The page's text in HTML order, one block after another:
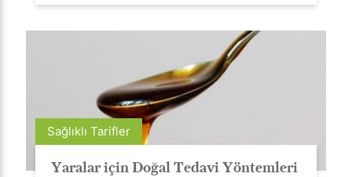
Sağlıklı Tarifler
Yaralar için Doğal Tedavi Yöntemleri